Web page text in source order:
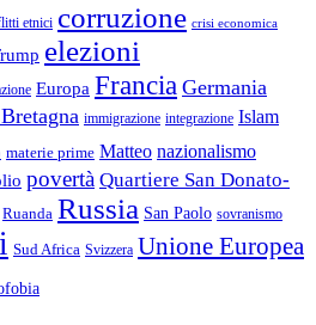
etnici corruzione crisi economica
elezioni
Europa Francia Germania
immigrazione integrazione Islam
materie prime Matteo nazionalismo
povertà Quartiere San Donato-
Ruanda Russia San Paolo sovranismo
Sud Africa Svizzera Unione Europea